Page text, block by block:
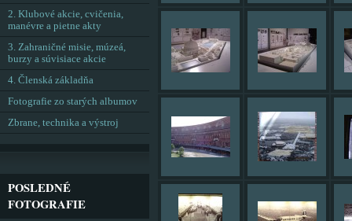
2. Klubové akcie, cvičenia,
manévre a pietne akty
3. Zahraničné misie, múzeá,
burzy a súvisiace akcie
4. Členská základňa
Fotografie zo starých albumov
Zbrane, technika a výstroj
POSLEDNÉ
FOTOGRAFIE